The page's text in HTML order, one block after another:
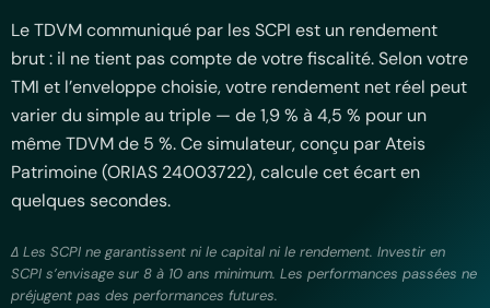
Le TDVM communiqué par les SCPI est un rendement
brut : il ne tient pas compte de votre fiscalité. Selon votre
TMI et l’enveloppe choisie, votre rendement net réel peut
varier du simple au triple — de 1,9 % à 4,5 % pour un
même TDVM de 5 %. Ce simulateur, conçu par Ateis
Patrimoine (ORIAS 24003722), calcule cet écart en
quelques secondes.
Δ Les SCPI ne garantissent ni le capital ni le rendement. Investir en
SCPI s’envisage sur 8 à 10 ans minimum. Les performances passées ne
préjugent pas des performances futures.